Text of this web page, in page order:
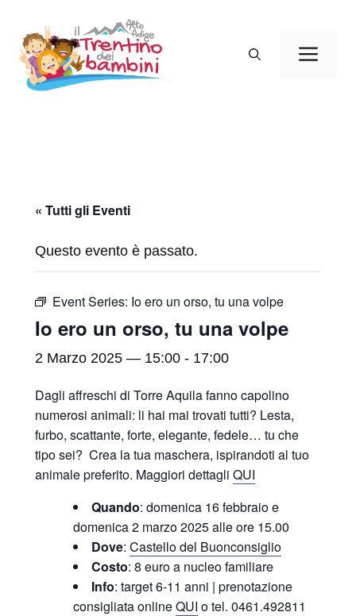
contenuto
« Tutti gli Eventi
Questo evento è passato.
Event Series: Io ero un orso, tu una volpe
Io ero un orso, tu una volpe
2 Marzo 2025 — 15:00 - 17:00
Dagli affreschi di Torre Aquila fanno capolino
numerosi animali: li hai mai trovati tutti? Lesta,
furbo, scattante, forte, elegante, fedele… tu che
tipo sei? Crea la tua maschera, ispirandoti al tuo
animale preferito. Maggiori dettagli QUI
Quando: domenica 16 febbraio e
domenica 2 marzo 2025 alle ore 15.00
Dove: Castello del Buonconsiglio
Costo: 8 euro a nucleo familiare
Info: target 6-11 anni | prenotazione
consigliata onlineQUI o tel. 0461.492811